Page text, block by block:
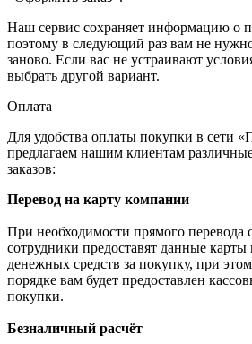
Наш сервис сохраняет информацию о
поэтому в следующий раз вам не
заново. Если вас не устраивают
выбрать другой вариант.
Оплата
Для удобства оплаты покупки в
предлагаем нашим клиентам
заказов:
Перевод на карту компании
При необходимости прямого перевода
сотрудники предоставят данные
денежных средств за покупку, при
порядке вам будет предоставлен
покупки.
Безналичный расчёт